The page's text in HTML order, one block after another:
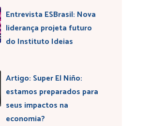
Entrevista ESBrasil: Nova
liderança projeta futuro
do Instituto Ideias
Artigo: Super El Niño:
estamos preparados para
seus impactos na
economia?